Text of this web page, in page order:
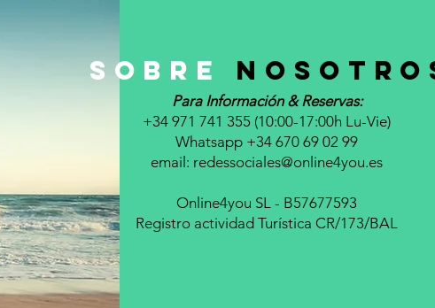
sobre
Para Información & Reservas:
+34 971 741 355 (10:00-17:00h Lu-Vie)
Whatsapp +34 670 69 02 99
email: redessociales@online4you.es
Online4you SL - B57677593
Registro actividad Turística CR/173/BAL